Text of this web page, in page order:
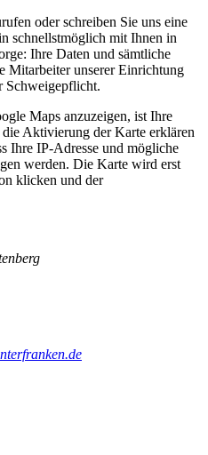
oder schreiben Sie uns eine
schnellstmöglich mit Ihnen in
Ihre Daten und sämtliche
Mitarbeiter unserer Einrichtung
Schweigepflicht.
Maps anzuzeigen, ist Ihre
Aktivierung der Karte erklären
Ihre IP-Adresse und mögliche
werden. Die Karte wird erst
klicken und der